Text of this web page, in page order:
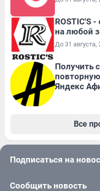
ROSTIC'S
на любой
До 31 августа,
Получить
Яндекс
Все
Подписаться на
Сообщить новость